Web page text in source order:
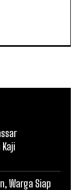
Warga Siap